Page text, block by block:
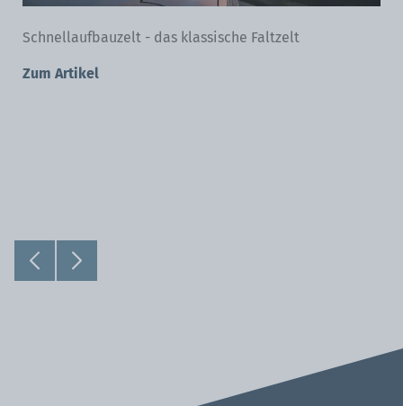
Schnellaufbauzelt - das klassische Faltzelt
Zum Artikel